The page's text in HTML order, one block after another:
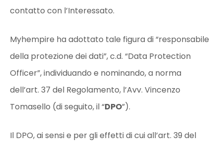
contatto con l’Interessato.
Myhempire ha adottato tale figura di “responsabile
della protezione dei dati”, c.d. “Data Protection
Officer”, individuando e nominando, a norma
dell’art. 37 del Regolamento, l’Avv. Vincenzo
Tomasello (di seguito, il “DPO”).
Il DPO, ai sensi e per gli effetti di cui all’art. 39 del